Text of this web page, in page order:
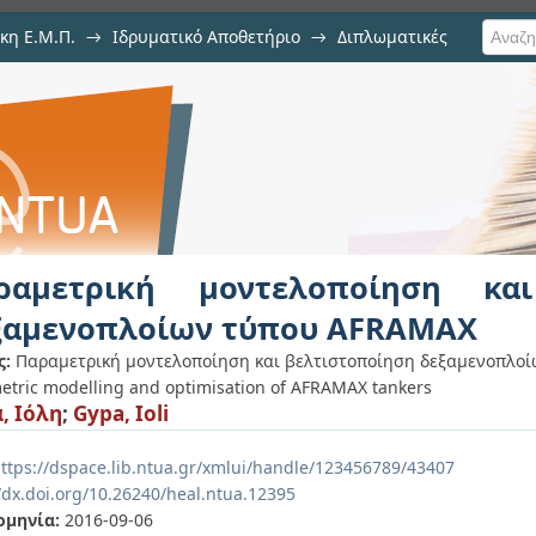
Ε.Μ.Π. → Ιδρυματικό Αποθετήριο → Διπλωματικές
και βελτιστοποίηση
μοντελοποίηση
τύπου AFRAMAX
Παραμετρική μοντελοποίηση και βελτιστοποίηση
modelling and optimisation of AFRAMAX tankers
Ιόλη; Gypa, Ioli
dspace.lib.ntua.gr/xmlui/handle/123456789/43407
10.26240/heal.ntua.12395
2016-09-06